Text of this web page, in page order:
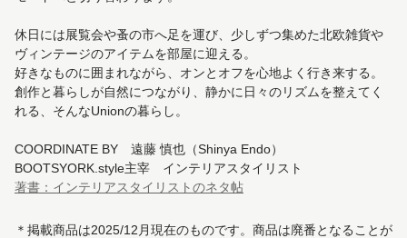
休日には展覧会や蚤の市へ足を運び、少しずつ集めた北欧雑貨や
ヴィンテージのアイテムを部屋に迎える。
好きなものに囲まれながら、オンとオフを心地よく行き来する。
創作と暮らしが自然につながり、静かに日々のリズムを整えてく
れる、そんなUnionの暮らし。
COORDINATE BY 遠藤 慎也（Shinya Endo）
BOOTSYORK.style主宰 インテリアスタイリスト
著書：インテリアスタイリストのネタ帖
＊掲載商品は2025/12月現在のものです。商品は廃番となることが